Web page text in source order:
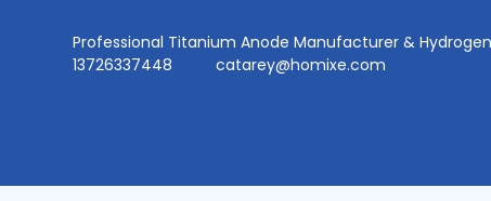
Professional Titanium Anode Manufacturer &
13726337448
catarey@homixe.com